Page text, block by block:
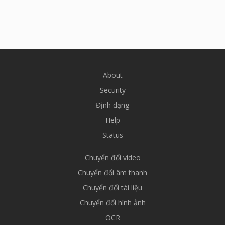
About
Security
Định dạng
Help
Status
Chuyển đổi video
Chuyển đổi âm thanh
Chuyển đổi tài liệu
Chuyển đổi hình ảnh
OCR